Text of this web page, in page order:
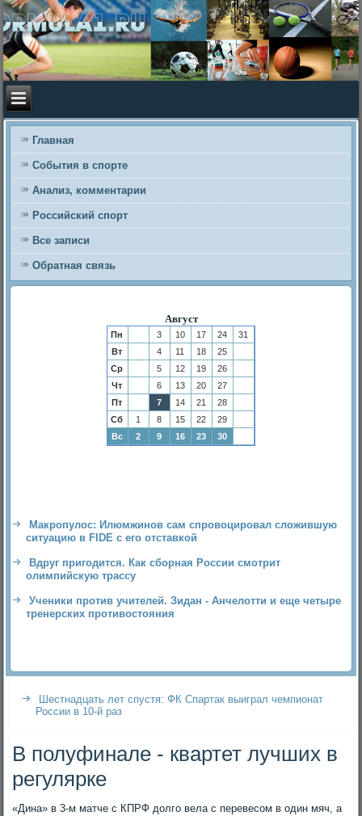
Главная
События в спорте
Анализ, комментарии
Российский спорт
Все записи
Обратная связь
Август
Пн 3 10 17 24
31
Вт
4 11 18
25
Ср
5 12 19
26
Чт
6 13 20
27
Пт
7 14 21
28
Сб
1 8 15 22
29
Вс
2 9 16 23 30
Макропулос: Илюмжинов сам спровоцировал сложившую
ситуацию в FIDE с его отставкой
Вдруг пригодится. Как сборная России смотрит
олимпийскую трассу
Ученики против учителей. Зидан - Анчелотти и еще четыре
тренерских противостояния
Шестнадцать лет спустя: ФК Спартак выиграл чемпионат
России в 10-й раз
В полуфинале - квартет лучших в
регулярке
«Дина» в 3-м матче с КПРФ дοлго вела с перевесом в один мяч, а